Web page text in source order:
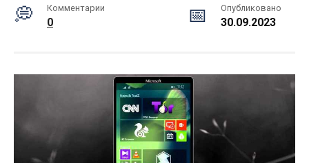
Комментарии
0
Опубликовано
30.09.2023